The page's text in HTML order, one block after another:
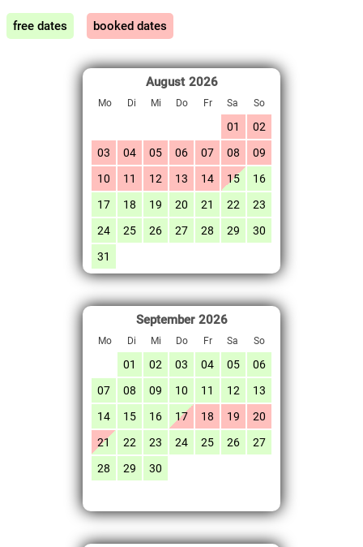
free dates booked dates
August 2026
Mo Di Mi Do Fr Sa So
01
02
03
04 05 06 07 08
09
10
11 12 13 14 15
16
17
18 19 20 21 22
23
24
25 26 27 28 29
30
31
September 2026
Mo Di Mi Do Fr Sa So
01 02 03 04 05
06
07
08 09 10 11 12
13
14
15 16 17 18 19
20
21
22 23 24 25 26
27
28
29 30